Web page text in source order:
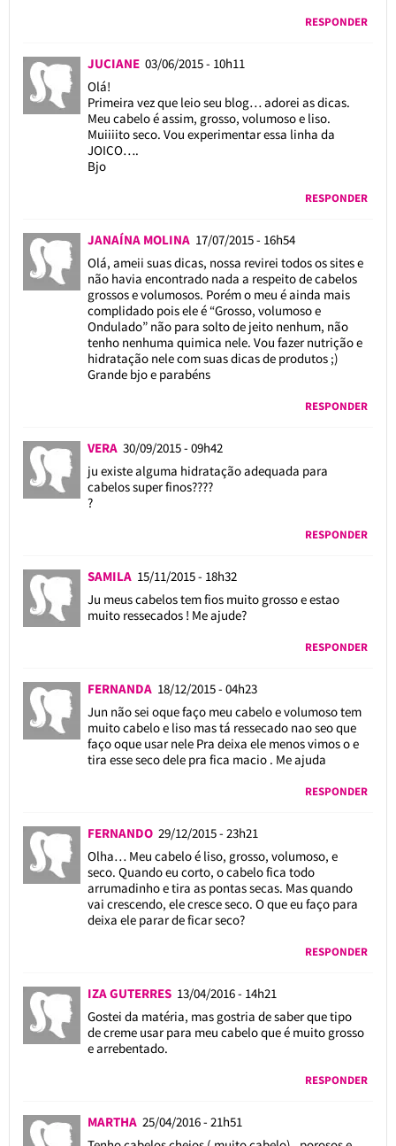
RESPONDER
JUCIANE 03/06/2015 - 10h11
Olá!
Primeira vez que leio seu blog… adorei as dicas.
Meu cabelo é assim, grosso, volumoso e liso.
Muiiiito seco. Vou experimentar essa linha da
JOICO….
Bjo
RESPONDER
JANAÍNA MOLINA 17/07/2015 - 16h54
Olá, ameii suas dicas, nossa revirei todos os sites e
não havia encontrado nada a respeito de cabelos
grossos e volumosos. Porém o meu é ainda mais
complidado pois ele é “Grosso, volumoso e
Ondulado” não para solto de jeito nenhum, não
tenho nenhuma quimica nele. Vou fazer nutrição e
hidratação nele com suas dicas de produtos ;)
Grande bjo e parabéns
RESPONDER
VERA 30/09/2015 - 09h42
ju existe alguma hidratação adequada para
cabelos super finos????
?
RESPONDER
SAMILA 15/11/2015 - 18h32
Ju meus cabelos tem fios muito grosso e estao
muito ressecados ! Me ajude?
RESPONDER
FERNANDA 18/12/2015 - 04h23
Jun não sei oque faço meu cabelo e volumoso tem
muito cabelo e liso mas tá ressecado nao seo que
faço oque usar nele Pra deixa ele menos vimos o e
tira esse seco dele pra fica macio . Me ajuda
RESPONDER
FERNANDO 29/12/2015 - 23h21
Olha… Meu cabelo é liso, grosso, volumoso, e
seco. Quando eu corto, o cabelo fica todo
arrumadinho e tira as pontas secas. Mas quando
vai crescendo, ele cresce seco. O que eu faço para
deixa ele parar de ficar seco?
RESPONDER
IZA GUTERRES 13/04/2016 - 14h21
Gostei da matéria, mas gostria de saber que tipo
de creme usar para meu cabelo que é muito grosso
e arrebentado.
RESPONDER
MARTHA 25/04/2016 - 21h51